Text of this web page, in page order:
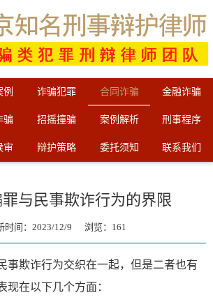
例 诈骗犯罪 合同诈骗 金融诈骗
骗 招摇撞骗 案例解析 刑事程序
审 辩护策略 委托须知 联系我们
与民事欺诈行为的界限
时间：2023/12/9 浏览： 161
事欺诈行为交织在一起，但是二者也有
现在以下几个方面：